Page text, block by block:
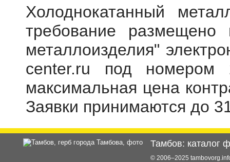
Холоднокатанный
требование
металлоизделия"
center.ru под номером
максимальная цена
Заявки принимаются до
Тамбов: каталог
© 2006–2025